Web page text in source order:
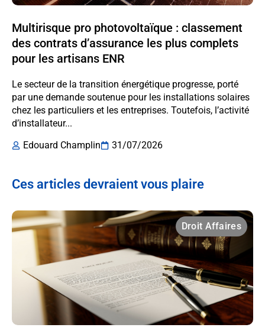
Multirisque pro photovoltaïque : classement
des contrats d’assurance les plus complets
pour les artisans ENR
Le secteur de la transition énergétique progresse, porté
par une demande soutenue pour les installations solaires
chez les particuliers et les entreprises. Toutefois, l’activité
d’installateur...
Edouard Champlin
31/07/2026
Ces articles devraient vous plaire
Droit Affaires